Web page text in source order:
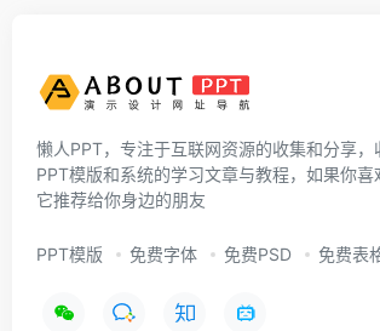
懒人PPT，专注于互联网资源的收集和分享，
PPT模版和系统的学习文章与教程，如果你
它推荐给你身边的朋友
PPT模版 免费字体 免费PSD 免费表